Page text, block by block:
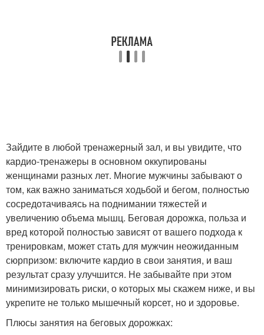
Зайдите в любой тренажерный зал, и вы увидите, что
кардио-тренажеры в основном оккупированы
женщинами разных лет. Многие мужчины забывают о
том, как важно заниматься ходьбой и бегом, полностью
сосредотачиваясь на поднимании тяжестей и
увеличению объема мышц. Беговая дорожка, польза и
вред которой полностью зависят от вашего подхода к
тренировкам, может стать для мужчин неожиданным
сюрпризом: включите кардио в свои занятия, и ваш
результат сразу улучшится. Не забывайте при этом
минимизировать риски, о которых мы скажем ниже, и вы
укрепите не только мышечный корсет, но и здоровье.
Плюсы занятия на беговых дорожках: